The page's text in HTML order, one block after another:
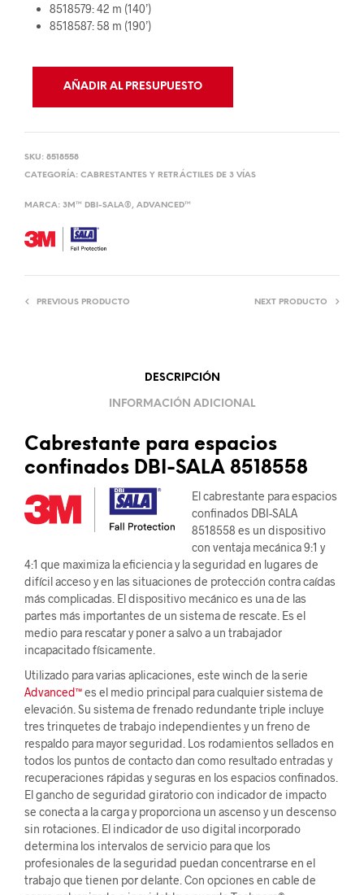
8518579: 42 m (140’)
8518587: 58 m (190’)
AÑADIR AL PRESUPUESTO
SKU: 8518558
CATEGORÍA: CABRESTANTES Y RETRÁCTILES DE 3 VÍAS
MARCA: 3M™ DBI-SALA®, ADVANCED™
PREVIOUS PRODUCTO NEXT PRODUCTO
DESCRIPCIÓN
INFORMACIÓN ADICIONAL
Cabrestante para espacios
confinados DBI-SALA 8518558
El cabrestante para espacios
confinados DBI-SALA
8518558 es un dispositivo
con ventaja mecánica 9:1 y
4:1 que maximiza la eficiencia y la seguridad en lugares de
difícil acceso y en las situaciones de protección contra caídas
más complicadas. El dispositivo mecánico es una de las
partes más importantes de un sistema de rescate. Es el
medio para rescatar y poner a salvo a un trabajador
incapacitado físicamente.
Utilizado para varias aplicaciones, este winch de la serie
Advanced™es el medio principal para cualquier sistema de
elevación. Su sistema de frenado redundante triple incluye
tres trinquetes de trabajo independientes y un freno de
respaldo para mayor seguridad. Los rodamientos sellados en
todos los puntos de contacto dan como resultado entradas y
recuperaciones rápidas y seguras en los espacios confinados.
El gancho de seguridad giratorio con indicador de impacto
se conecta a la carga y proporciona un ascenso y un descenso
sin rotaciones. El indicador de uso digital incorporado
determina los intervalos de servicio para que los
profesionales de la seguridad puedan concentrarse en el
trabajo que tienen por delante. Con opciones en cable de